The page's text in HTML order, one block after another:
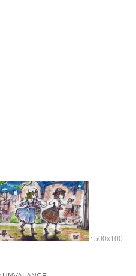
: 500x100